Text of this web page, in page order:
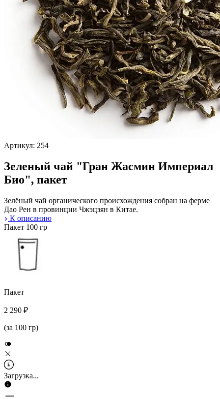
Артикул: 254
Зеленый чай "Гран Жасмин Империал
Био", пакет
Зелёный чай органического происхождения собран на ферме
Дао Рен в провинции Чжэцзян в Китае.
К описанию
Пакет 100 гр
Пакет
2 290 ₽
(за 100 гр)
Загрузка...